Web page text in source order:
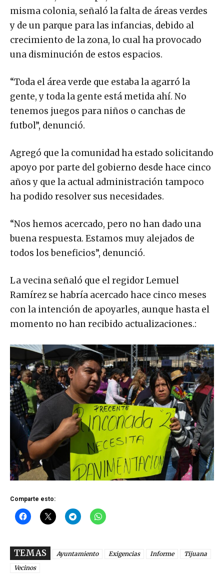
misma colonia, señaló la falta de áreas verdes
y de un parque para las infancias, debido al
crecimiento de la zona, lo cual ha provocado
una disminución de estos espacios.
“Toda el área verde que estaba la agarró la
gente, y toda la gente está metida ahí. No
tenemos juegos para niños o canchas de
futbol”, denunció.
Agregó que la comunidad ha estado solicitando
apoyo por parte del gobierno desde hace cinco
años y que la actual administración tampoco
ha podido resolver sus necesidades.
“Nos hemos acercado, pero no han dado una
buena respuesta. Estamos muy alejados de
todos los beneficios”, denunció.
La vecina señaló que el regidor Lemuel
Ramírez se habría acercado hace cinco meses
con la intención de apoyarles, aunque hasta el
momento no han recibido actualizaciones.:
Comparte esto:
TEMAS Ayuntamiento Exigencias Informe
Tijuana
Vecinos